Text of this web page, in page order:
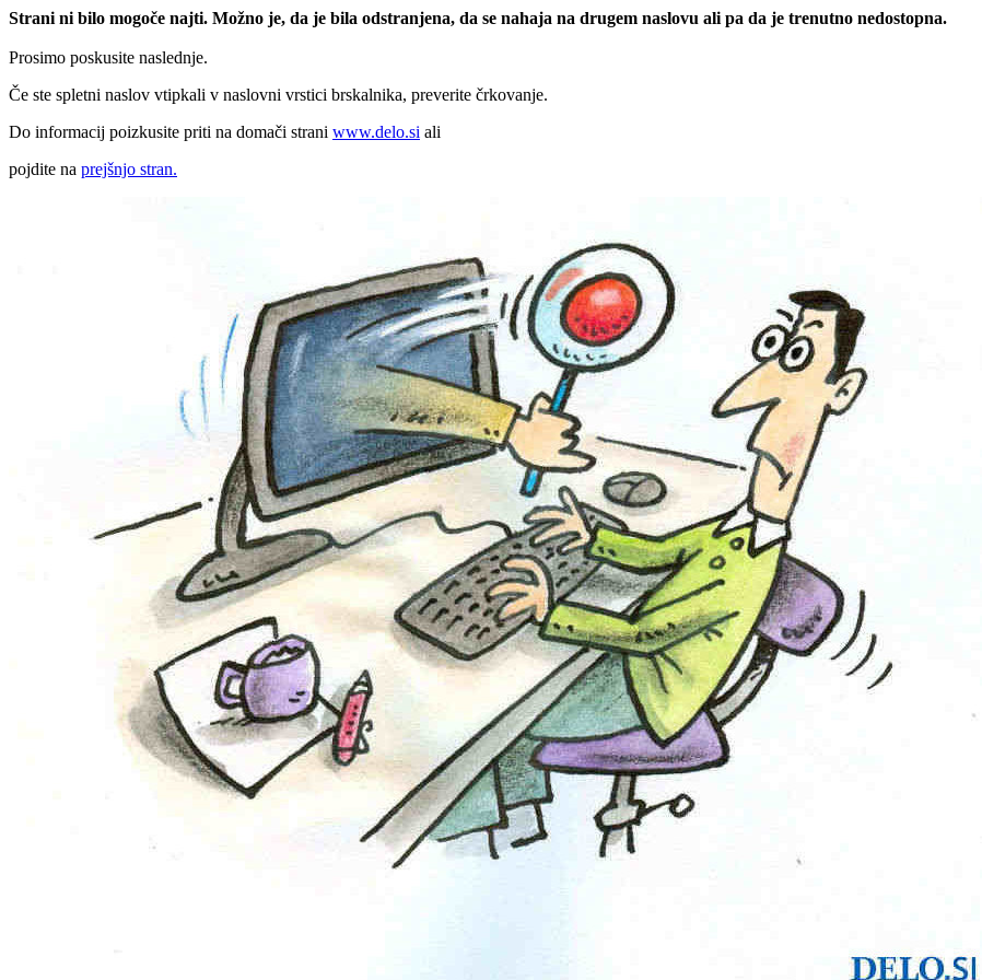
Strani ni bilo mogoče najti. Možno je, da je bila odstranjena, da se nahaja na drugem naslovu ali pa da je trenutno nedostopna.
Prosimo poskusite naslednje.
Če ste spletni naslov vtipkali v naslovni vrstici brskalnika, preverite črkovanje.
Do informacij poizkusite priti na domači strani www.delo.si ali
pojdite na prejšnjo stran.